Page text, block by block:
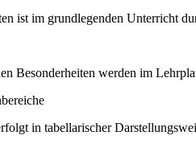
ist im grundlegenden Unterricht
Besonderheiten werden im
in tabellarischer